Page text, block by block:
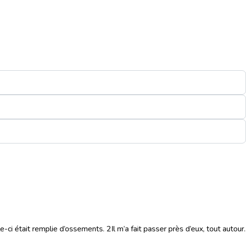
ci était remplie d’ossements. 2Il m’a fait passer près d’eux, tout autour.